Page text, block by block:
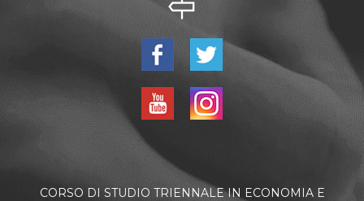
CORSO DI STUDIO TRIENNALE IN ECONOMIA E